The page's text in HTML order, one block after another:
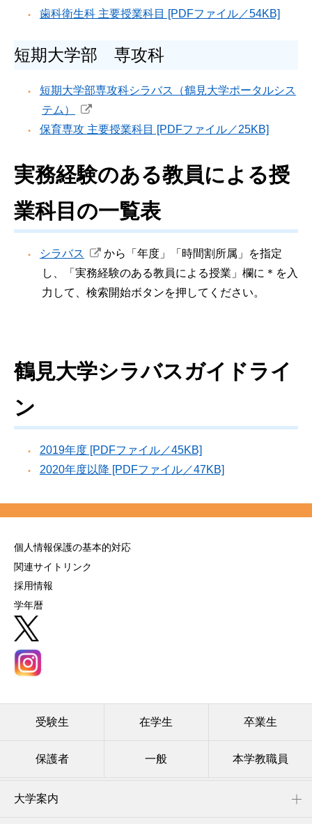
歯科衛生科 主要授業科目 [PDFファイル／54KB]
短期大学部 専攻科
短期大学部専攻科シラバス（鶴見大学ポータルシス
テム）
保育専攻 主要授業科目 [PDFファイル／25KB]
実務経験のある教員による授
業科目の一覧表
シラバス
から「年度」「時間割所属」を指定
し、「実務経験のある教員による授業」欄に＊を入
力して、検索開始ボタンを押してください。
鶴見大学シラバスガイドライ
ン
2019年度 [PDFファイル／45KB]
2020年度以降 [PDFファイル／47KB]
個人情報保護の基本的対応
関連サイトリンク
採用情報
学年暦
受験生 在学生 卒業生
保護者 一般 本学教職員
大学案内